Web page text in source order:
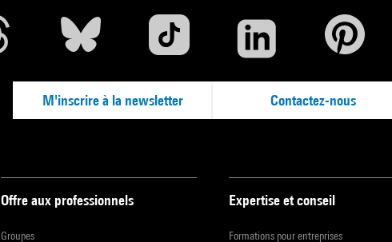
M'inscrire à la newsletter Contactez-nous
Offre aux professionnels
Groupes
Expertise et conseil
Formations pour entreprises